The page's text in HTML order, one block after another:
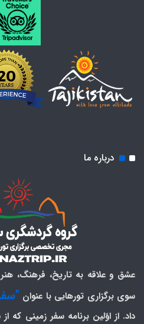
درباره ما
عشق و علاقه به تاریخ، فرهنگ، هنر
سوی برگزاری تورهایی با عنوان
داد. از اوّلین برنامه سفر زمینی